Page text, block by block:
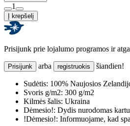
1
Į krepšelį
Prisijunk prie lojalumo programos ir
Prisijunk arba registruokis šiandien!
Sudėtis: 100% Naujosios
Svoris g/m2: 300 g/m2
Kilmės šalis: Ukraina
Dėmesio!: Dydis nurodomas
!Dėmesio!: Informuojame, kad